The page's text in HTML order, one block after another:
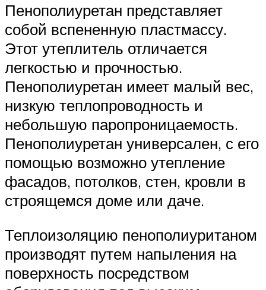
Пенополиуретан представляет
собой вспененную пластмассу.
Этот утеплитель отличается
легкостью и прочностью.
Пенополиуретан имеет малый вес,
низкую теплопроводность и
небольшую паропроницаемость.
Пенополиуретан универсален, с его
помощью возможно утепление
фасадов, потолков, стен, кровли в
строящемся доме или даче.
Теплоизоляцию пенополиуританом
производят путем напыления на
поверхность посредством